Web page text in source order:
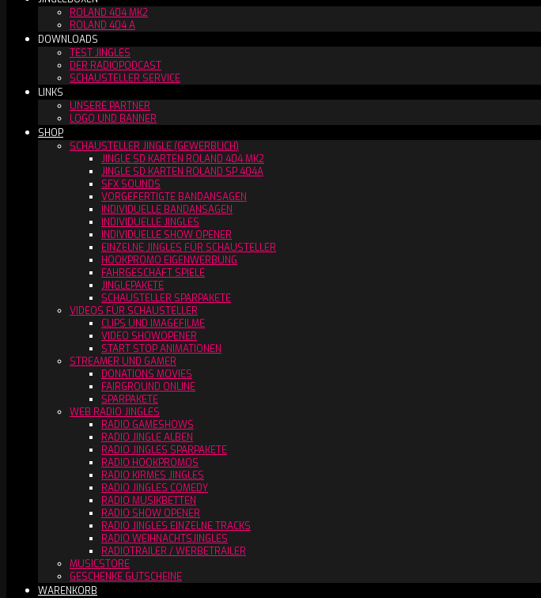
ROLAND 404 MK2
ROLAND 404 A
DOWNLOADS
TEST JINGLES
DER RADIOPODCAST
SCHAUSTELLER SERVICE
LINKS
UNSERE PARTNER
LOGO UND BANNER
SHOP
SCHAUSTELLER JINGLE (GEWERBLICH)
JINGLE SD KARTEN ROLAND 404 MK2
JINGLE SD KARTEN ROLAND SP 404A
SFX SOUNDS
VORGEFERTIGTE BANDANSAGEN
INDIVIDUELLE BANDANSAGEN
INDIVIDUELLE JINGLES
INDIVIDUELLE SHOW OPENER
EINZELNE JINGLES FÜR SCHAUSTELLER
HOOKPROMO EIGENWERBUNG
FAHRGESCHÄFT SPIELE
JINGLEPAKETE
SCHAUSTELLER SPARPAKETE
VIDEOS FÜR SCHAUSTELLER
CLIPS UND IMAGEFILME
VIDEO SHOWOPENER
START STOP ANIMATIONEN
STREAMER UND GAMER
DONATIONS MOVIES
FAIRGROUND ONLINE
SPARPAKETE
WEB RADIO JINGLES
RADIO GAMESHOWS
RADIO JINGLE ALBEN
RADIO JINGLES SPARPAKETE
RADIO HOOKPROMOS
RADIO KIRMES JINGLES
RADIO JINGLES COMEDY
RADIO MUSIKBETTEN
RADIO SHOW OPENER
RADIO JINGLES EINZELNE TRACKS
RADIO WEIHNACHTSJINGLES
RADIOTRAILER / WERBETRAILER
MUSICSTORE
GESCHENKE GUTSCHEINE
WARENKORB